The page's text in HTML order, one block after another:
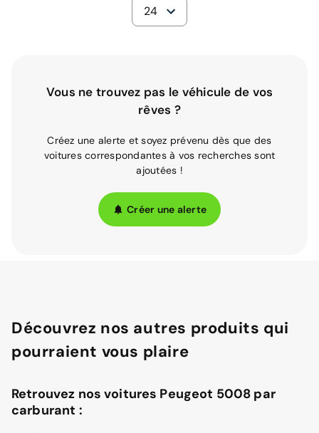
24
Vous ne trouvez pas le véhicule de vos
rêves ?
Créez une alerte et soyez prévenu dès que des
voitures correspondantes à vos recherches sont
ajoutées !
Créer une alerte
Découvrez nos autres produits qui
pourraient vous plaire
Retrouvez nos voitures Peugeot 5008 par
carburant :